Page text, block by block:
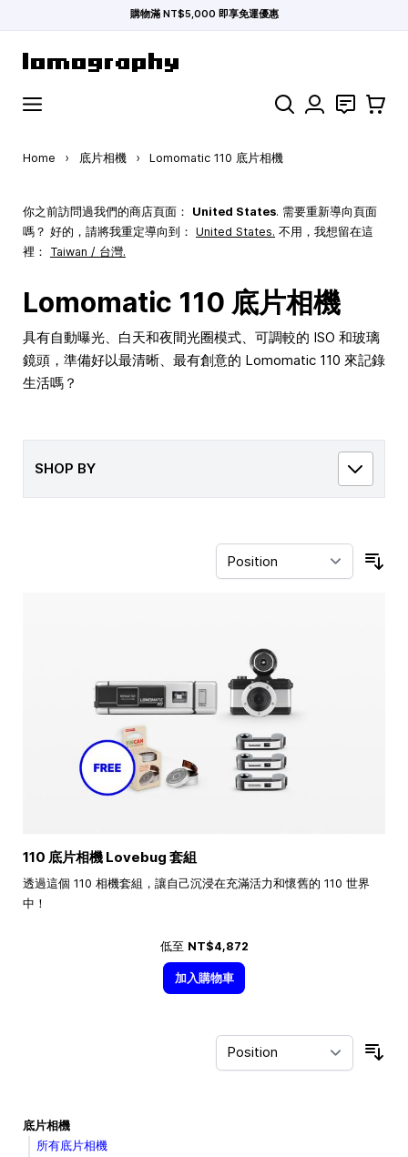
購物滿 NT$5,000 即享免運優惠
Search 聯絡 購物車
Home › 底片相機 › Lomomatic 110 底片相機
你之前訪問過我們的商店頁面： United States. 需要重新導向頁面
嗎？ 好的，請將我重定導向到： United States. 不用，我想留在這
裡： Taiwan / 台灣.
Lomomatic 110 底片相機
具有自動曝光、白天和夜間光圈模式、可調較的 ISO 和玻璃
鏡頭，準備好以最清晰、最有創意的 Lomomatic 110 來記錄
生活嗎？
SHOP BY
110 底片相機 Lovebug 套組
透過這個 110 相機套組，讓自己沉浸在充滿活力和懷舊的 110 世界
中！
低至 NT$4,872
加入購物車
底片相機
所有底片相機